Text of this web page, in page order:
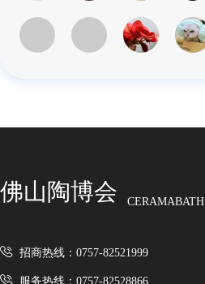
佛山陶博会 CERAMABATH
招商热线：0757-82521999
服务热线：0757-82528866